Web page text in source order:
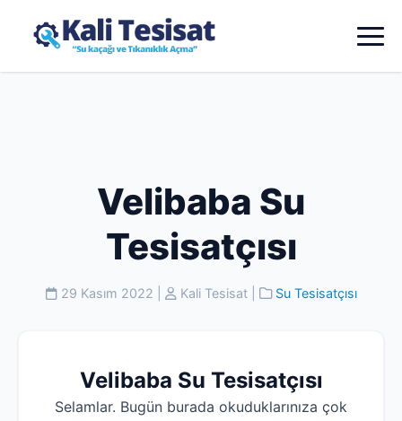
Velibaba Su
Tesisatçısı
29 Kasım 2022 Kali Tesisat| Su Tesisatçısı
Velibaba Su Tesisatçısı
Selamlar. Bugün burada okuduklarınıza çok